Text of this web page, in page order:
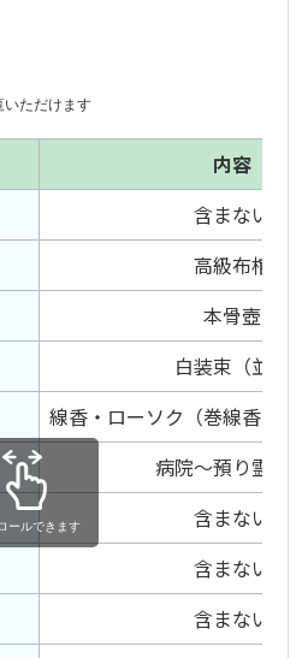
いただけます
内容
含まない
高級布棺
本骨壺
白装束（並）
線香・ローソク（巻線香・電
病院～預り霊安室
含まない
含まない
含まない
ールできます